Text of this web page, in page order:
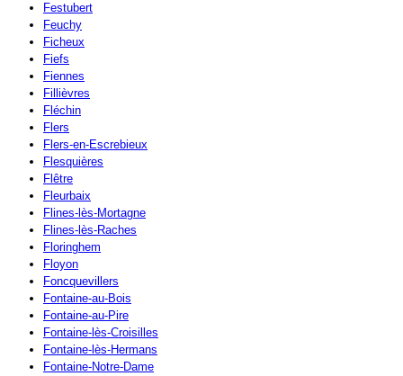
Festubert
Feuchy
Ficheux
Fiefs
Fiennes
Fillièvres
Fléchin
Flers
Flers-en-Escrebieux
Flesquières
Flêtre
Fleurbaix
Flines-lès-Mortagne
Flines-lès-Raches
Floringhem
Floyon
Foncquevillers
Fontaine-au-Bois
Fontaine-au-Pire
Fontaine-lès-Croisilles
Fontaine-lès-Hermans
Fontaine-Notre-Dame